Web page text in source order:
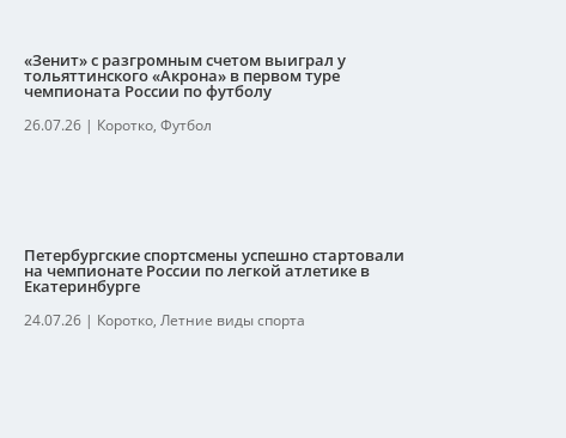
«Зенит» с разгромным счетом выиграл у
тольяттинского «Акрона» в первом туре
чемпионата России по футболу
26.07.26| Коротко, Футбол
Петербургские спортсмены успешно стартовали
на чемпионате России по легкой атлетике в
Екатеринбурге
24.07.26| Коротко, Летние виды спорта